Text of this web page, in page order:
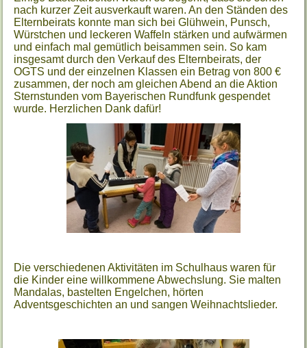
nach kurzer Zeit ausverkauft waren. An den Ständen des
Elternbeirats konnte man sich bei Glühwein, Punsch,
Würstchen und leckeren Waffeln stärken und aufwärmen
und einfach mal gemütlich beisammen sein. So kam
insgesamt durch den Verkauf des Elternbeirats, der
OGTS und der einzelnen Klassen ein Betrag von 800 €
zusammen, der noch am gleichen Abend an die Aktion
Sternstunden vom Bayerischen Rundfunk gespendet
wurde. Herzlichen Dank dafür!
Die verschiedenen Aktivitäten im Schulhaus waren für
die Kinder eine willkommene Abwechslung. Sie malten
Mandalas, bastelten Engelchen, hörten
Adventsgeschichten an und sangen Weihnachtslieder.